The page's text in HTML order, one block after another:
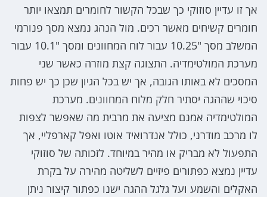
אך זו עדיין סוזוקי כך שבכל הקשור לחומרים תמצאו יותר
חומרים קשיחים מאשר רכים. מול הנהג נמצא מסך פנורמי
המשלב מסך "10.25 עבור לוח המחוונים ומסך "10.1 עבור
מערכת המולטימדיה. התצוגה קצת מוזרה כאשר שני
המסכים לא באותו הגובה, אך יש בכל הגיון שכן כך יש פחות
סיכוי שההגה יסתיר חלק מלוח המחוונים. מערכת
המולטימדיה אמנם מציעה את מרבית מה שאפשר לצפות
לו מרכב מודרני, כולל אנדרואיד אוטו ואפל קארפליי, אך
התפעול לא מבריק או מהיר במיוחד. לזכותה של סוזוקי
עדיין נמצא כפתורים פיזיים לשליטה מהירה על בקרת
האקלים והשמע ועל גלגל ההגה ישנו כפתור קיצור ניתן